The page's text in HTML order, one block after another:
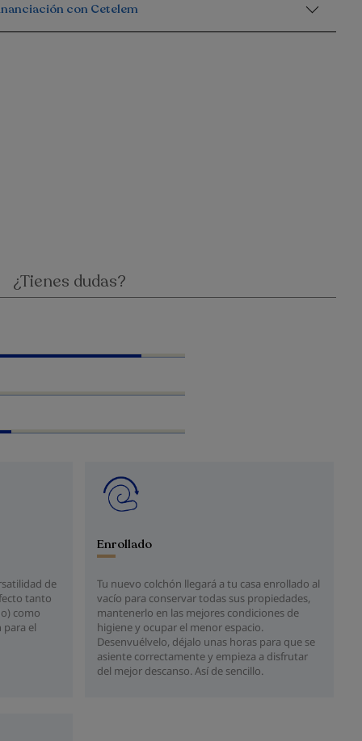
con Cetelem
de
tanto
como
para el
Enrollado
Tu nuevo colchón llegará a tu casa enrollado al
vacío para conservar todas sus propiedades,
mantenerlo en las mejores condiciones de
higiene y ocupar el menor espacio.
Desenvuélvelo, déjalo unas horas para que se
asiente correctamente y empieza a disfrutar
del mejor descanso. Así de sencillo.
¿Tienes dudas?